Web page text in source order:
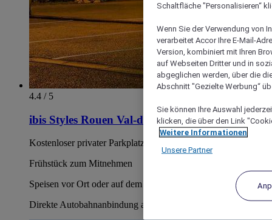
4.4 / 5
ibis Styles Rouen Val-de-Reuil
Kostenloser privater Parkplatz
Frühstück zum Mitnehmen
Speisen vor Ort oder auf dem Zimmer
Direkte Autobahnanbindung an die A13
Schaltfläche "Personalisieren“
Wenn Sie der Verwendung von
verarbeitet Accor Ihre E-Mail-
Version, kombiniert mit Ihren
auf Webseiten Dritter und in
abgeglichen werden, über die
Abschnitt "Gezielte Werbung“
Sie können Ihre Auswahl
klicken, die über den Link
Weitere Informationen
Unsere Partner